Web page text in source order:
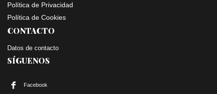
Política de Privacidad
Política de Cookies
CONTACTO
Datos de contacto
SÍGUENOS
Facebook